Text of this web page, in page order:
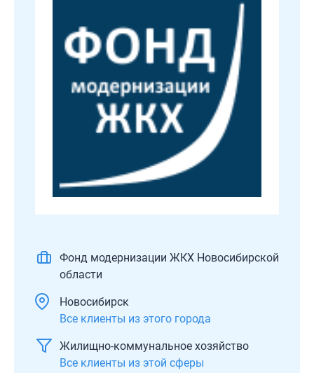
Фонд модернизации ЖКХ Новосибирской
области
Новосибирск
Все клиенты из этого города
Жилищно-коммунальное хозяйство
Все клиенты из этой сферы